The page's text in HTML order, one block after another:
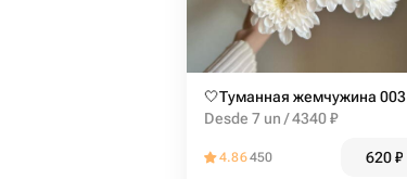
🤍Туманная жемчужина 003
Desde 7 un / 4340 ₽
4.86450 620₽